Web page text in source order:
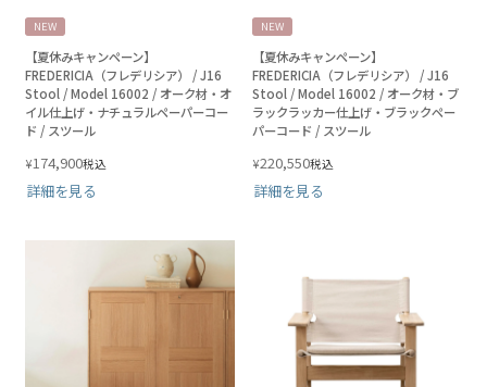
NEW
【夏休みキャンペーン】
FREDERICIA（フレデリシア） / J16
Stool / Model 16002 / オーク材・オ
イル仕上げ・ナチュラルペーパーコー
ド / スツール
¥174,900税込
詳細を見る
NEW
【夏休みキャンペーン】
FREDERICIA（フレデリシア） / J16
Stool / Model 16002 / オーク材・ブ
ラックラッカー仕上げ・ブラックペー
パーコード / スツール
¥220,550税込
詳細を見る